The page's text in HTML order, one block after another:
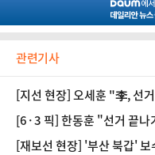
관련기사
[지선 현장] 오세훈 "李, 선
았어야"
[6·3 픽] 한동훈 "선거 끝
우·박민식에 일갈
[재보선 현장] '부산 북갑'